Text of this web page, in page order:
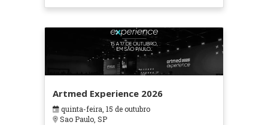
Artmed Experience 2026
quinta-feira, 15 de outubro
Sao Paulo, SP